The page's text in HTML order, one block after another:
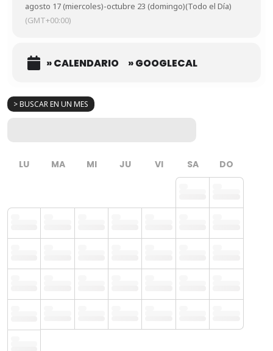
> BUSCAR EN UN MES
LU MA MI JU VI SA DO
agosto 17 (miercoles)-octubre 23 (domingo)(Todo el Día)
(GMT+00:00)
» CALENDARIO » GOOGLECAL